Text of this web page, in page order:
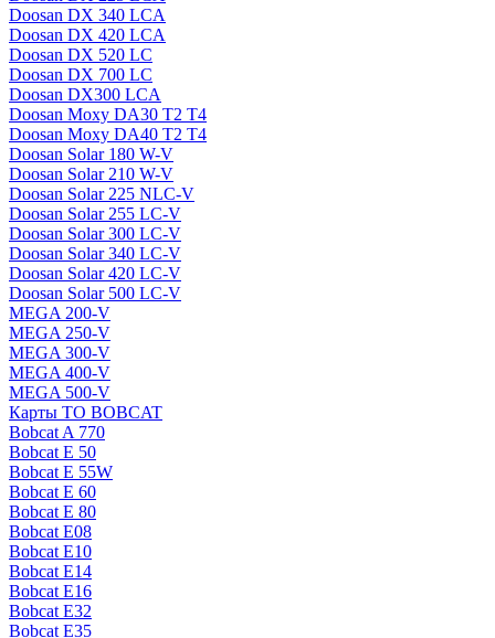
Doosan DX 340 LCA
Doosan DX 420 LCA
Doosan DX 520 LC
Doosan DX 700 LC
Doosan DX300 LCA
Doosan Moxy DA30 T2 T4
Doosan Moxy DA40 T2 T4
Doosan Solar 180 W-V
Doosan Solar 210 W-V
Doosan Solar 225 NLC-V
Doosan Solar 255 LC-V
Doosan Solar 300 LC-V
Doosan Solar 340 LC-V
Doosan Solar 420 LC-V
Doosan Solar 500 LC-V
MEGA 200-V
MEGA 250-V
MEGA 300-V
MEGA 400-V
MEGA 500-V
Карты ТО BOBCAT
Bobcat A 770
Bobcat E 50
Bobcat E 55W
Bobcat E 60
Bobcat E 80
Bobcat E08
Bobcat E10
Bobcat E14
Bobcat E16
Bobcat E32
Bobcat E35